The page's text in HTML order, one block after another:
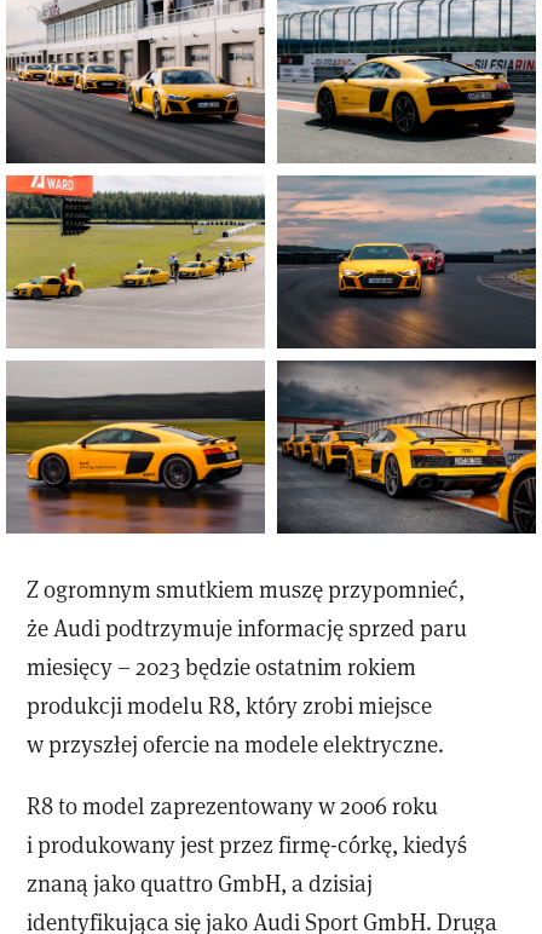
Z ogromnym smutkiem muszę przypomnieć,
że Audi podtrzymuje informację sprzed paru
miesięcy – 2023 będzie ostatnim rokiem
produkcji modelu R8, który zrobi miejsce
w przyszłej ofercie na modele elektryczne.
R8 to model zaprezentowany w 2006 roku
i produkowany jest przez firmę-córkę, kiedyś
znaną jako quattro GmbH, a dzisiaj
identyfikująca się jako Audi Sport GmbH. Druga